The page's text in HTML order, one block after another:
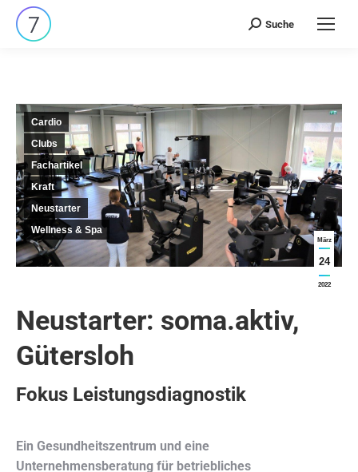
Search:
Suche
März
24
2022
Cardio
Clubs
Fachartikel
Kraft
Neustarter
Wellness & Spa
Neustarter: soma.aktiv,
Gütersloh
Fokus Leistungsdiagnostik
Ein Gesundheitszentrum und eine
Unternehmensberatung für betriebliches